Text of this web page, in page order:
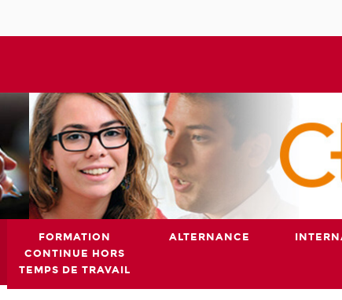
FORMATION
CONTINUE HORS
TEMPS DE TRAVAIL
ALTERNANCE